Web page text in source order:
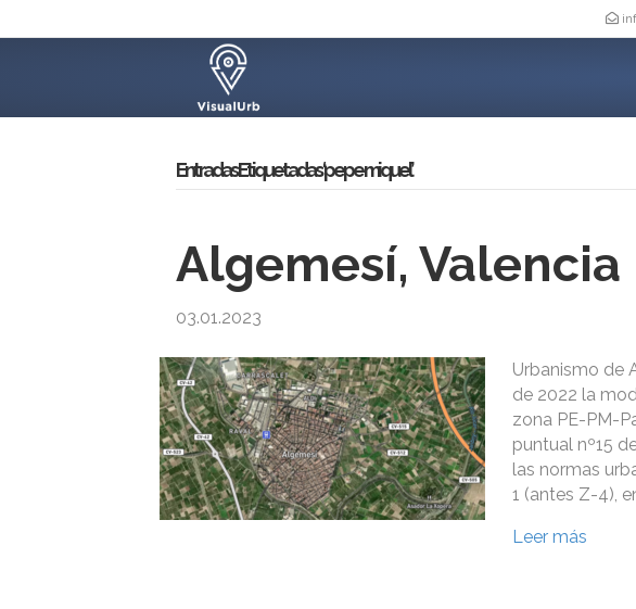
Entradas Etiquetadas ‘pepe miquel’
Algemesí, Valencia
03.01.2023
Urbanismo de
de 2022 la
zona PE-PM-
puntual nº15
las normas
1 (antes Z-4),
Leer más